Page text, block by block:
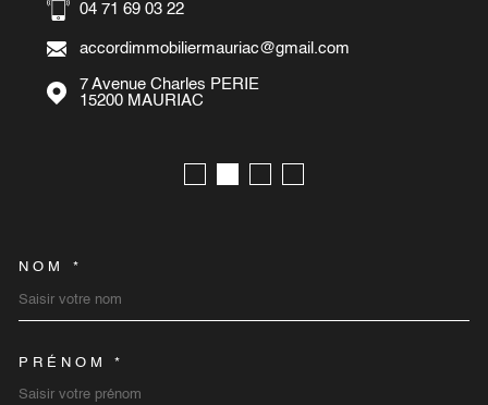
04 71 69 03 22
accordimmobiliermauriac@gmail.com
7 Avenue Charles PERIE
15200
MAURIAC
NOM *
PRÉNOM *